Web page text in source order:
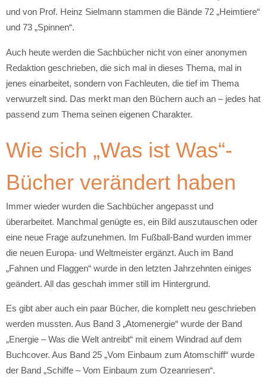
und von Prof. Heinz Sielmann stammen die Bände 72 „Heimtiere“
und 73 „Spinnen“.
Auch heute werden die Sachbücher nicht von einer anonymen
Redaktion geschrieben, die sich mal in dieses Thema, mal in
jenes einarbeitet, sondern von Fachleuten, die tief im Thema
verwurzelt sind. Das merkt man den Büchern auch an – jedes hat
passend zum Thema seinen eigenen Charakter.
Wie sich „Was ist Was“-
Bücher verändert haben
Immer wieder wurden die Sachbücher angepasst und
überarbeitet. Manchmal genügte es, ein Bild auszutauschen oder
eine neue Frage aufzunehmen. Im Fußball-Band wurden immer
die neuen Europa- und Weltmeister ergänzt. Auch im Band
„Fahnen und Flaggen“ wurde in den letzten Jahrzehnten einiges
geändert. All das geschah immer still im Hintergrund.
Es gibt aber auch ein paar Bücher, die komplett neu geschrieben
werden mussten. Aus Band 3 „Atomenergie“ wurde der Band
„Energie – Was die Welt antreibt“ mit einem Windrad auf dem
Buchcover. Aus Band 25 „Vom Einbaum zum Atomschiff“ wurde
der Band „Schiffe – Vom Einbaum zum Ozeanriesen“.